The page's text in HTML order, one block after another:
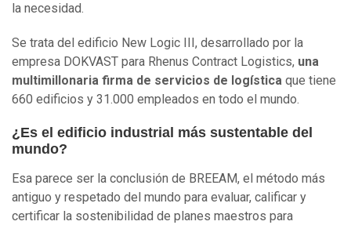
la necesidad.
Se trata del edificio New Logic III, desarrollado por la
empresa DOKVAST para Rhenus Contract Logistics, una
multimillonaria firma de servicios de logística que tiene
660 edificios y 31.000 empleados en todo el mundo.
¿Es el edificio industrial más sustentable del
mundo?
Esa parece ser la conclusión de BREEAM, el método más
antiguo y respetado del mundo para evaluar, calificar y
certificar la sostenibilidad de planes maestros para